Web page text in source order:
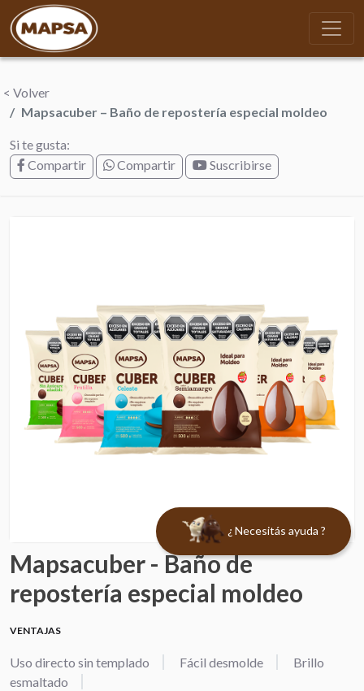
< Volver
Mapsacuber – Baño de repostería especial moldeo
Si te gusta:
Compartir
Compartir Suscribirse
Mapsacuber - Baño de
repostería especial moldeo
VENTAJAS
Uso directo sin templado Fácil desmolde
Brillo
esmaltado
¿ Necesitás ayuda ?